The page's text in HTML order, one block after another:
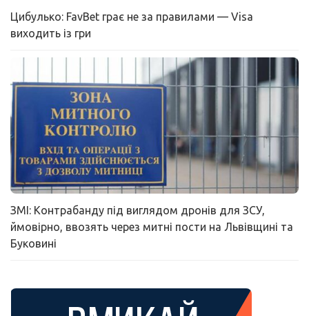
Цибулько: FavBet грає не за правилами — Visa
виходить із гри
ЗМІ: Контрабанду під виглядом дронів для ЗСУ,
ймовірно, ввозять через митні пости на Львівщині та
Буковині